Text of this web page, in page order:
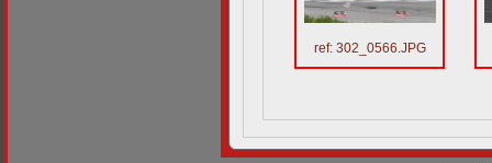
ref: 302_0566.JPG